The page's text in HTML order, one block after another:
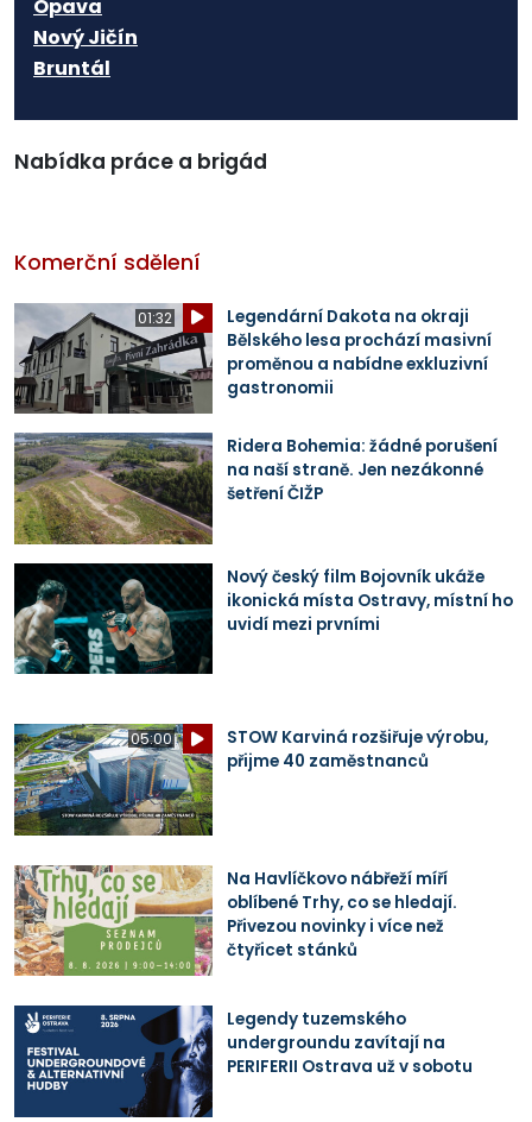
Opava
Nový Jičín
Bruntál
Nabídka práce a brigád
Komerční sdělení
01:32
Legendární Dakota na okraji
Bělského lesa prochází masivní
proměnou a nabídne exkluzivní
gastronomii
Ridera Bohemia: žádné porušení
na naší straně. Jen nezákonné
šetření ČIŽP
Nový český film Bojovník ukáže
ikonická místa Ostravy, místní ho
uvidí mezi prvními
05:00
STOW Karviná rozšiřuje výrobu,
přijme 40 zaměstnanců
Na Havlíčkovo nábřeží míří
oblíbené Trhy, co se hledají.
Přivezou novinky i více než
čtyřicet stánků
Legendy tuzemského
undergroundu zavítají na
PERIFERII Ostrava už v sobotu